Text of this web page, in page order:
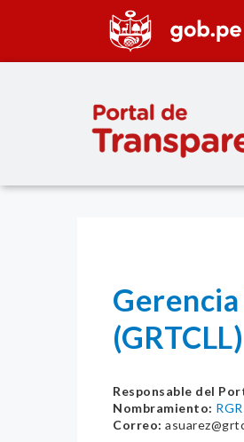
(GRTCLL)
Responsable del
Nombramiento:
Correo: